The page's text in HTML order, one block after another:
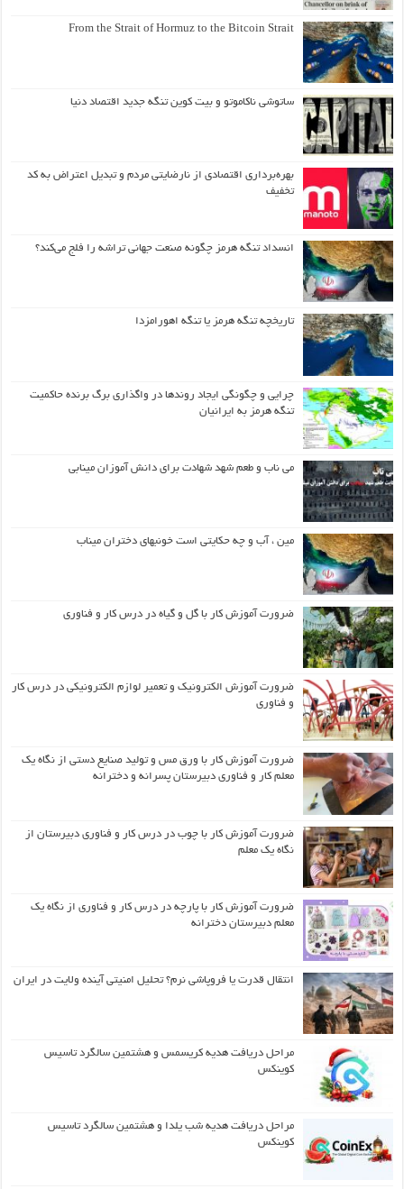
From the Strait of Hormuz to the Bitcoin Strait
ساتوشی ناکاموتو و بیت کوین تنگه جدید اقتصاد دنیا
بهره‌برداری اقتصادی از نارضایتی مردم و تبدیل اعتراض به کد
تخفیف
انسداد تنگه هرمز چگونه صنعت جهانی تراشه را فلج می‌کند؟
تاریخچه تنگه هرمز یا تنگه اهورامزدا
چرایی و چگونگی ایجاد روندها در واگذاری برگ برنده حاکمیت
تنگه هرمز به ایرانیان
می ناب و طعم شهد شهادت برای دانش آموزان مینابی
مین ، آب و چه حکایتی است خونبهای دختران میناب
ضرورت آموزش کار با گل و گیاه در درس کار و فناوری
ضرورت آموزش الکترونیک و تعمیر لوازم الکترونیکی در درس کار
و فناوری
ضرورت آموزش کار با ورق مس و تولید صنایع دستی از نگاه یک
معلم کار و فناوری دبیرستان پسرانه و دخترانه
ضرورت آموزش کار با چوب در درس کار و فناوری دبیرستان از
نگاه یک معلم
ضرورت آموزش کار با پارچه در درس کار و فناوری از نگاه یک
معلم دبیرستان دخترانه
انتقال قدرت یا فروپاشی نرم؟ تحلیل امنیتی آینده ولایت در ایران
مراحل دریافت هدیه کریسمس و هشتمین سالگرد تاسیس
کوینکس
مراحل دریافت هدیه شب یلدا و هشتمین سالگرد تاسیس
کوینکس